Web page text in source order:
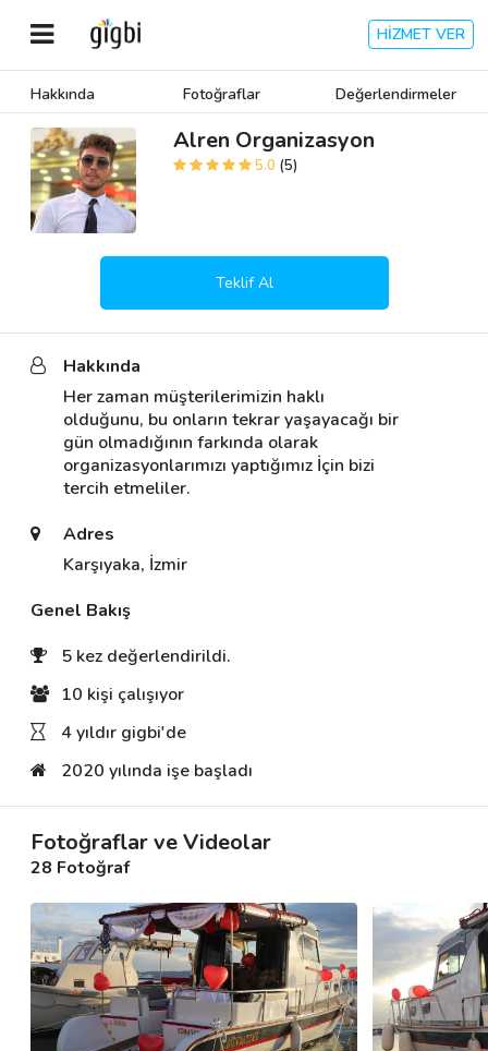
HİZMET VER
Anasayfa
Giriş Yap
Kayıt Ol
🎈 Biz Kimiz?
Nasıl Çalışır?
Müşteri Değerlendirmeleri
Destek
İletişim
Kariyer
Blog
Hakkında Fotoğraflar Değerlendirmeler
Alren Organizasyon
5.0 (5)
Teklif Al
Hakkında
Her zaman müşterilerimizin haklı
olduğunu, bu onların tekrar yaşayacağı bir
gün olmadığının farkında olarak
organizasyonlarımızı yaptığımız İçin bizi
tercih etmeliler.
Adres
Karşıyaka, İzmir
Genel Bakış
5 kez değerlendirildi.
10 kişi çalışıyor
4 yıldır gigbi'de
2020 yılında işe başladı
Fotoğraflar ve Videolar
28 Fotoğraf